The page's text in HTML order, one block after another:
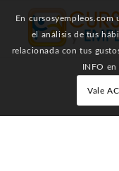
En cursosyempleos.com
el análisis de tus
relacionada con tus
INFO
Vale